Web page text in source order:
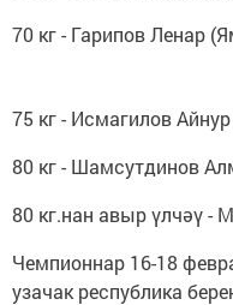
70 кг - Гарипов Ленар
75 кг - Исмагилов
80 кг - Шамсутдинов
80 кг.нан авыр үлчәү -
Чемпионнар 16-18
узачак республика